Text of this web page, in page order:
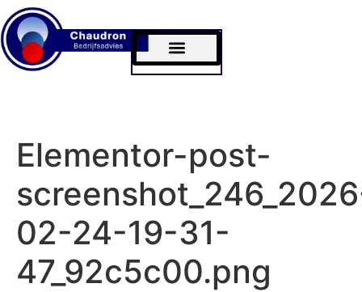
Elementor-post-
02-24-19-31-
47_92c5c00.png